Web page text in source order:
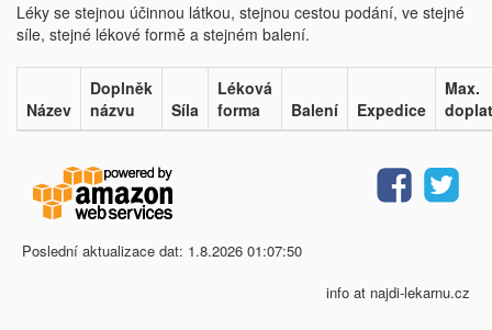
Léky se stejnou účinnou látkou, stejnou cestou podání, ve stejné
síle, stejné lékové formě a stejném balení.
Název
Doplněk
názvu
Síla
Léková
forma
Balení Expedice
Max.
Poslední aktualizace dat: 1.8.2026 01:07:50
info at najdi-lekarnu.cz